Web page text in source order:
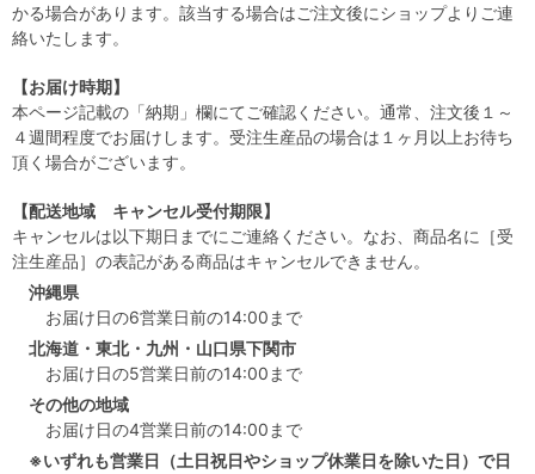
かる場合があります。該当する場合はご注文後にショップよりご連
絡いたします。
【お届け時期】
本ページ記載の「納期」欄にてご確認ください。通常、注文後１～
４週間程度でお届けします。受注生産品の場合は１ヶ月以上お待ち
頂く場合がございます。
【配送地域 キャンセル受付期限】
キャンセルは以下期日までにご連絡ください。なお、商品名に［受
注生産品］の表記がある商品はキャンセルできません。
沖縄県
お届け日の6営業日前の14:00まで
北海道・東北・九州・山口県下関市
お届け日の5営業日前の14:00まで
その他の地域
お届け日の4営業日前の14:00まで
※いずれも営業日（土日祝日やショップ休業日を除いた日）で日